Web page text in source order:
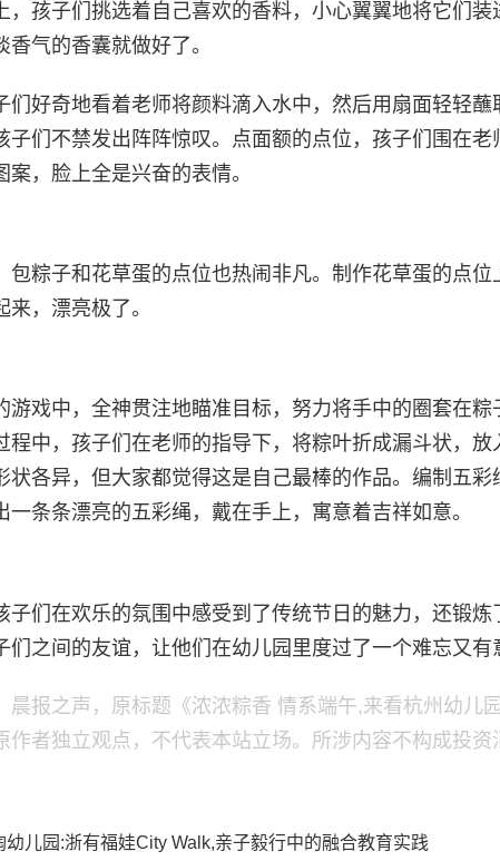
，孩子们挑选着自己喜欢的香料，小心翼翼地将它们
气的香囊就做好了。
们好奇地看着老师将颜料滴入水中，然后用扇面轻轻
子们不禁发出阵阵惊叹。点面额的点位，孩子们围在
，脸上全是兴奋的表情。
包粽子和花草蛋的点位也热闹非凡。制作花草蛋的点
，漂亮极了。
游戏中，全神贯注地瞄准目标，努力将手中的圈套在
程中，孩子们在老师的指导下，将粽叶折成漏斗状，
状各异，但大家都觉得这是自己最棒的作品。编制五
条条漂亮的五彩绳，戴在手上，寓意着吉祥如意。
子们在欢乐的氛围中感受到了传统节日的魅力，还锻
们之间的友谊，让他们在幼儿园里度过了一个难忘又有
晨报之声，原标题《浓浓粽香 情系端午,来看杭州幼儿
作者独立观点，不代表本站立场。所涉内容不构成投资
幼儿园:浙有福娃City Walk,亲子毅行中的融合教育实践